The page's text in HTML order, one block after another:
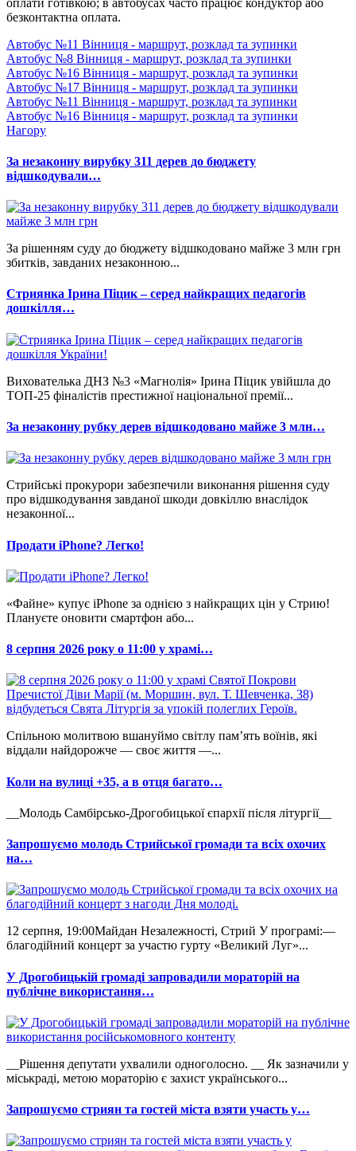
безконтактна оплата.
Автобус №11 Вінниця - маршрут, розклад та зупинки
Автобус №8 Вінниця - маршрут, розклад та зупинки
Автобус №16 Вінниця - маршрут, розклад та зупинки
Автобус №17 Вінниця - маршрут, розклад та зупинки
Автобус №11 Вінниця - маршрут, розклад та зупинки
Автобус №16 Вінниця - маршрут, розклад та зупинки
Нагору
За незаконну вирубку 311 дерев до бюджету
відшкодували…
За рішенням суду до бюджету відшкодовано майже 3 млн грн
збитків, завданих незаконною...
Стриянка Ірина Піцик – серед найкращих педагогів
дошкілля…
Вихователька ДНЗ №3 «Магнолія» Ірина Піцик увійшла до
ТОП-25 фіналістів престижної національної премії...
За незаконну рубку дерев відшкодовано майже 3 млн…
Стрийські прокурори забезпечили виконання рішення суду
про відшкодування завданої шкоди довкіллю внаслідок
незаконної...
Продати iPhone? Легко!
«Файне» купує iPhone за однією з найкращих цін у Стрию!
Плануєте оновити смартфон або...
8 серпня 2026 року о 11:00 у храмі…
Спільною молитвою вшануймо світлу пам’ять воїнів, які
віддали найдорожче — своє життя —...
Коли на вулиці +35, а в отця багато…
__Молодь Самбірсько-Дрогобицької єпархії після літургії__
Запрошуємо молодь Стрийської громади та всіх охочих
на…
12 серпня, 19:00Майдан Незалежності, Стрий У програмі:—
благодійний концерт за участю гурту «Великий Луг»...
У Дрогобицькій громаді запровадили мораторій на
публічне використання…
__Рішення депутати ухвалили одноголосно. __ Як зазначили у
міськраді, метою мораторію є захист українського...
Запрошуємо стриян та гостей міста взяти участь у…